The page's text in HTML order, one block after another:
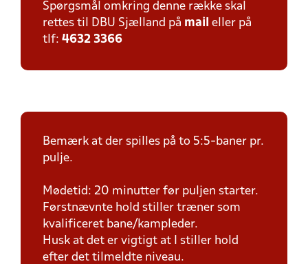
Spørgsmål omkring denne række skal
rettes til DBU Sjælland på mail eller på
tlf: 4632 3366
Bemærk at der spilles på to 5:5-baner pr.
pulje.
Mødetid: 20 minutter før puljen starter.
Førstnævnte hold stiller træner som
kvalificeret bane/kampleder.
Husk at det er vigtigt at I stiller hold
efter det tilmeldte niveau.